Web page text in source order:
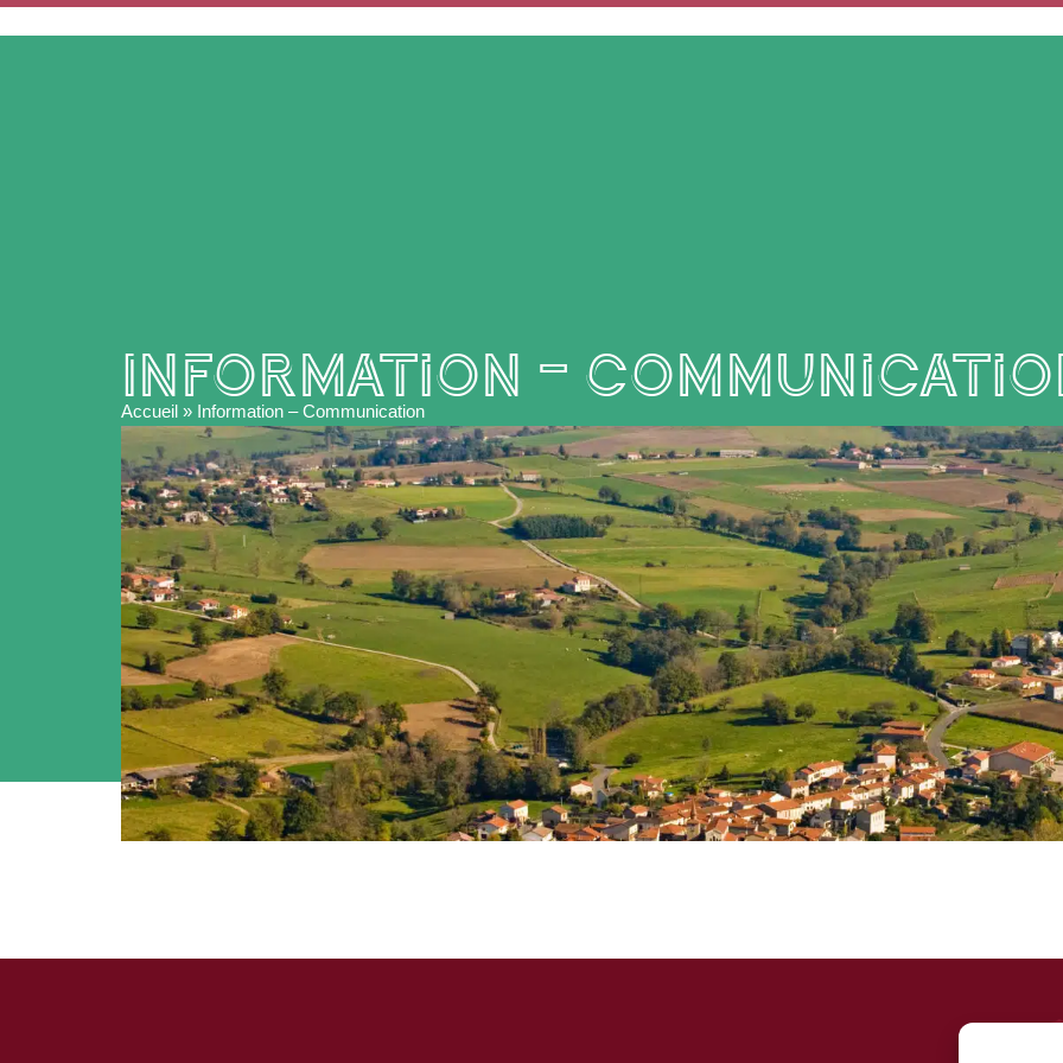
ACCUEIL MA MAIRIE MON QUOTIDIEN MES SERVICES
Information –
Accueil » Information – Communication